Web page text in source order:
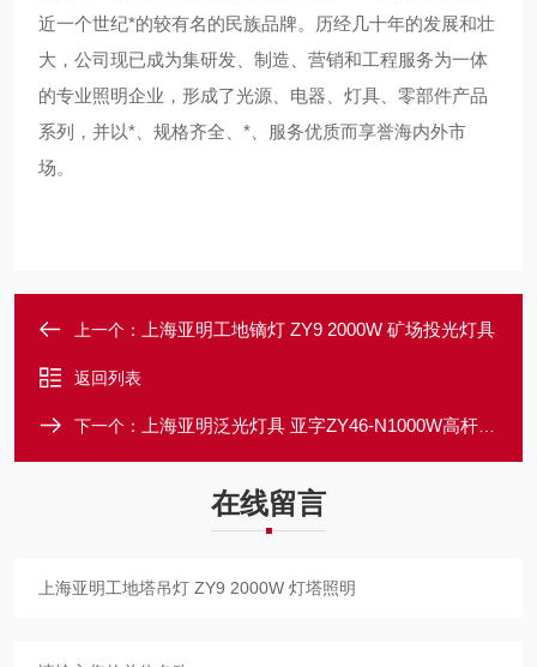
近一个世纪*的较有名的民族品牌。历经几十年的发展和壮
大，公司现已成为集研发、制造、营销和工程服务为一体
的专业照明企业，形成了光源、电器、灯具、零部件产品
系列，并以*、规格齐全、*、服务优质而享誉海内外市
场。
上一个： 上海亚明工地镝灯 ZY9 2000W 矿场投光灯具
返回列表
下一个： 上海亚明泛光灯具 亚字ZY46-N1000W高杆灯广场灯黄光
在线留言